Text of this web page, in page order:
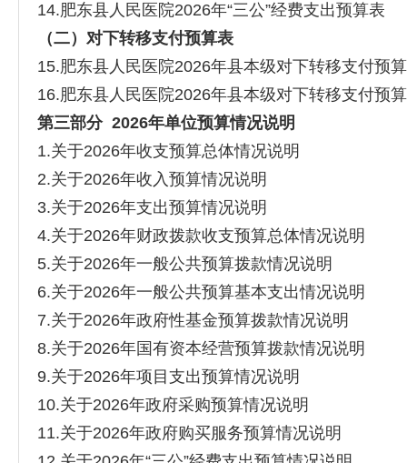
14.肥东县人民医院2026年“三公”经费支出预算表
（二）对下转移支付预算表
15.肥东县人民医院2026年县本级对下转移支付预
16.肥东县人民医院2026年县本级对下转移支付预
第三部分 2026年单位预算情况说明
1.关于2026年收支预算总体情况说明
2.关于2026年收入预算情况说明
3.关于2026年支出预算情况说明
4.关于2026年财政拨款收支预算总体情况说明
5.关于2026年一般公共预算拨款情况说明
6.关于2026年一般公共预算基本支出情况说明
7.关于2026年政府性基金预算拨款情况说明
8.关于2026年国有资本经营预算拨款情况说明
9.关于2026年项目支出预算情况说明
10.关于2026年政府采购预算情况说明
11.关于2026年政府购买服务预算情况说明